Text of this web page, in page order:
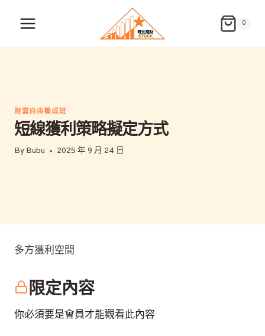
0
財富自由養成班
短線獲利策略擬定方式
By Bubu 2025 年 9 月 24 日
多方獲利空間
限定內容
你必須要是會員才能觀看此內容